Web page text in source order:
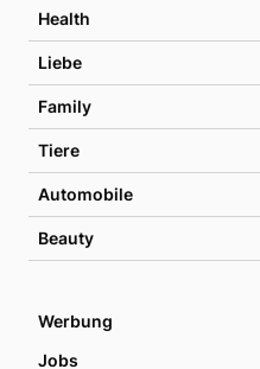
Health
Liebe
Family
Tiere
Automobile
Beauty
Werbung
Jobs